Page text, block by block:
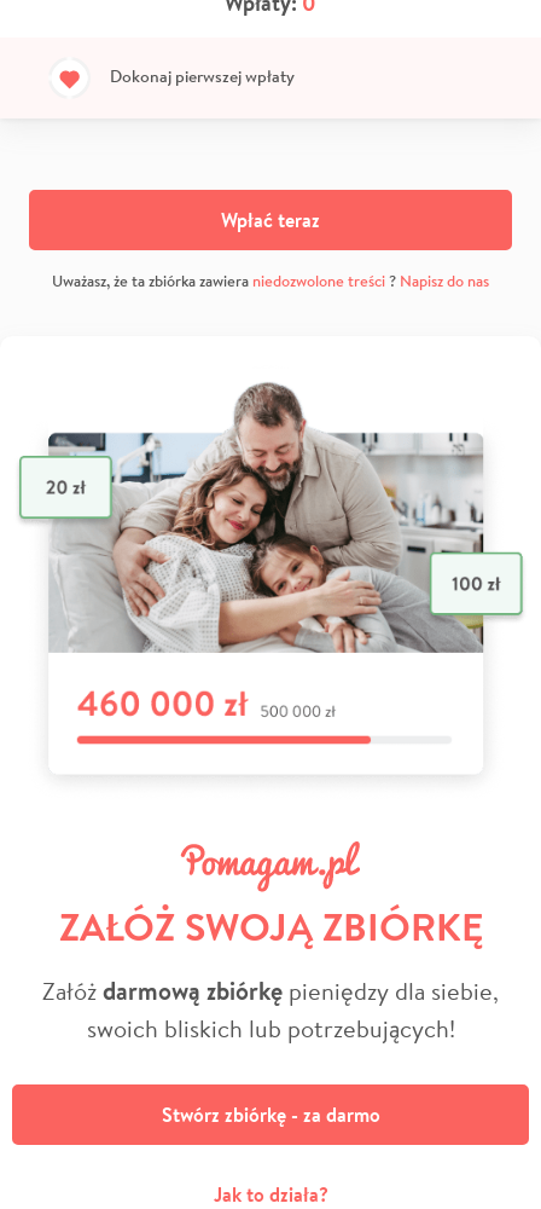
Dokonaj pierwszej wpłaty
Wpłać teraz
Uważasz, że ta zbiórka zawiera niedozwolone treści? Napisz do nas
ZAŁÓŻ SWOJĄ ZBIÓRKĘ
Załóżdarmową zbiórkę pieniędzy dla siebie,
swoich bliskich lub potrzebujących!
Stwórz zbiórkę - za darmo
Jak to działa?